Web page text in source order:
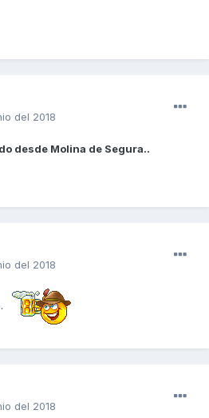
del 2018
desde Molina de Segura..
del 2018
del 2018